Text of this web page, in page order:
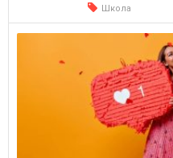
Школа